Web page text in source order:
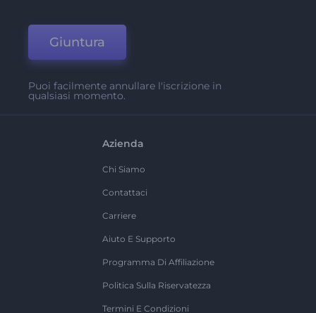
Giuntura
Puoi facilmente annullare l'iscrizione in
qualsiasi momento.
Azienda
Chi Siamo
Contattaci
Carriere
Aiuto E Supporto
Programma Di Affiliazione
Politica Sulla Riservatezza
Termini E Condizioni